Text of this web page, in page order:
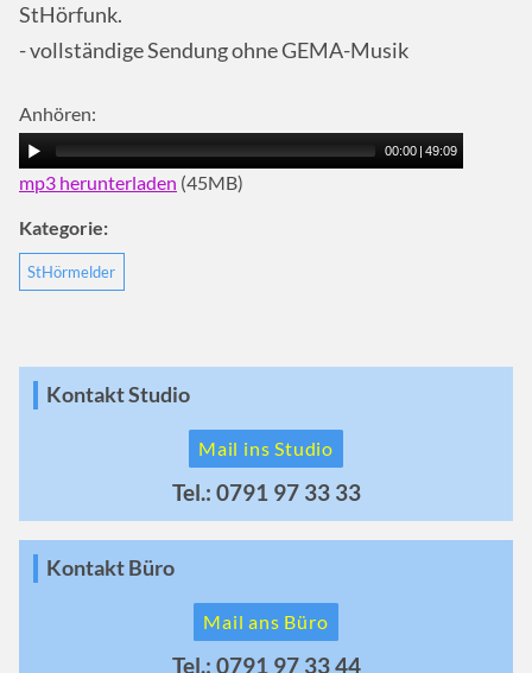
StHörfunk.
- vollständige Sendung ohne GEMA-Musik
Anhören:
00:00 | 49:09
mp3 herunterladen (45MB)
Kategorie:
StHörmelder
Kontakt Studio
Mail ins Studio
Tel.: 0791 97 33 33
Kontakt Büro
Mail ans Büro
Tel.: 0791 97 33 44